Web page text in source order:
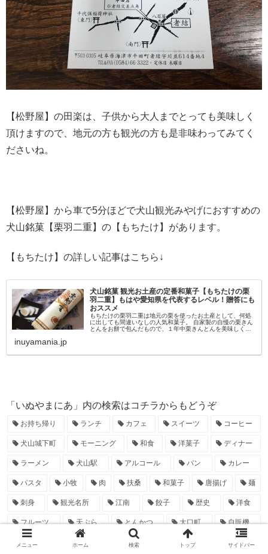
【松野屋】の田楽は、子供から大人までとっても美味しく
頂けますので、地元の方も観光の方も是非味わってみてく
ださいね。
【松野屋】から車で5分ほどで犬山観光みやげにおすすめの
犬山銘菓【栗羽二重】の【もちたけ】があります。
【もちたけ】の詳しい記事はこちら↓
犬山銘菓 観光お土産の定番和菓子【もちたけの栗
羽二重】もはや愛知県を代表するレベル！贈答にも
おススメ
もちたけの栗羽二重は地元の栗を使ったお土産として、何処
に出しても間違いなしの人気和菓子。 自家製の自慢の栗きん
とんをお餅で包んだもので、１年中栗きんとんを美味しく食
inuyamania.jp
「いぬやまにあ」内の検索はコチラからもどうぞ
お持ち帰り ランチ カフェ スイーツ コーヒー
犬山城下町 モーニング 和食 洋菓子 ディナー
ラーメン 犬山駅 アルコール パン カレー
パスタ 小牧 肉 扶桑 和菓子 唐揚げ 麺
刺身 観光名所 江南 餃子 歴史 洋食
フルーツ 天ぷら とんかつ 大口町 自販機
公共施設 寿司 公園 たこ焼き
メニュー ホーム 検索 トップ サイドバー